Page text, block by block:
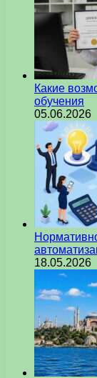
Какие
обучения
05.06.2026
18.05.2026